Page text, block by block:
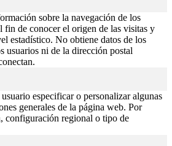
sobre la navegación de los
fin de conocer el origen de las visitas y
estadístico. No obtiene datos de los
usuarios ni de la dirección postal
especificar o personalizar algunas
generales de la página web. Por
configuración regional o tipo de